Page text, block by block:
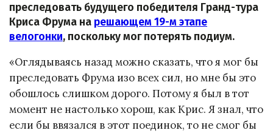
преследовать будущего победителя Гранд-тура
Криса Фрума на решающем 19-м этапе
велогонки, поскольку мог потерять подиум.
«Оглядываясь назад можно сказать, что я мог бы
преследовать Фрума изо всех сил, но мне бы это
обошлось слишком дорого. Потому я был в тот
момент не настолько хорош, как Крис. Я знал, что
если бы ввязался в этот поединок, то не смог бы